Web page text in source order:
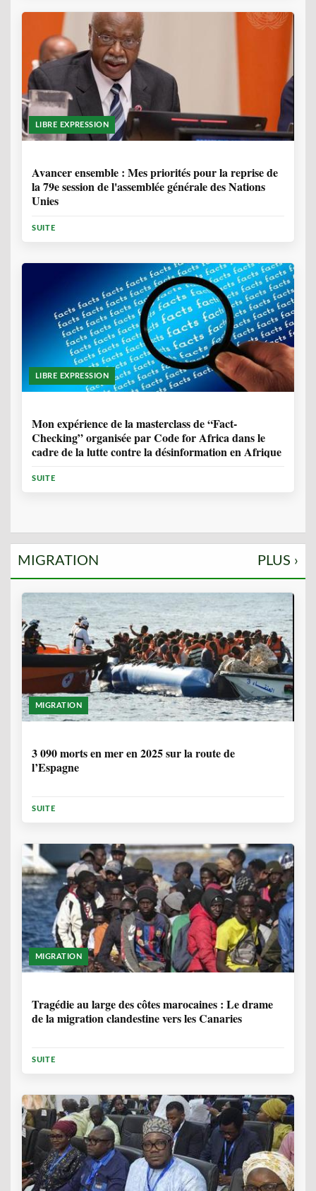
LIBRE EXPRESSION
Avancer ensemble : Mes priorités pour la reprise de
la 79e session de l'assemblée générale des Nations
Unies
SUITE
LIBRE EXPRESSION
Mon expérience de la masterclass de “Fact-
Checking” organisée par Code for Africa dans le
cadre de la lutte contre la désinformation en Afrique
SUITE
MIGRATION PLUS ›
MIGRATION
3 090 morts en mer en 2025 sur la route de
l’Espagne
SUITE
MIGRATION
Tragédie au large des côtes marocaines : Le drame
de la migration clandestine vers les Canaries
SUITE